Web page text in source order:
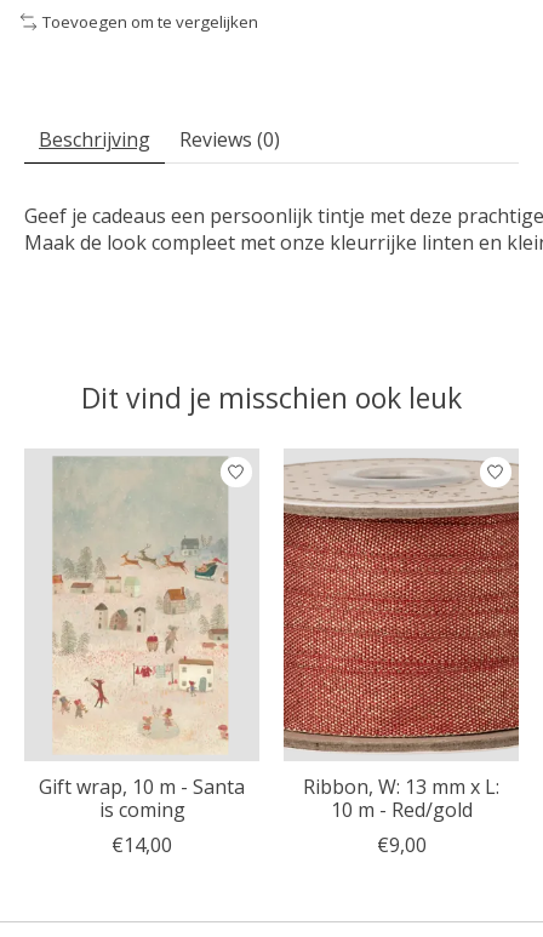
Toevoegen om te vergelijken
Beschrijving Reviews (0)
Geef je cadeaus een persoonlijk tintje met deze
Maak de look compleet met onze kleurrijke linten en
Dit vind je misschien ook leuk
Items van productcarrousel
Gift wrap, 10 m - Santa
is coming
€14,00
Ribbon, W: 13 mm x L:
10 m - Red/gold
€9,00